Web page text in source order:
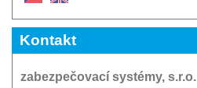
Kontakt
zabezpečovací systémy, s.r.o.